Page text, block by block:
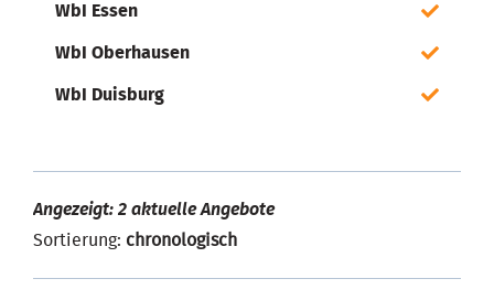
WbI Essen
WbI Oberhausen
WbI Duisburg
Angezeigt: 2 aktuelle Angebote
Sortierung: chronologisch